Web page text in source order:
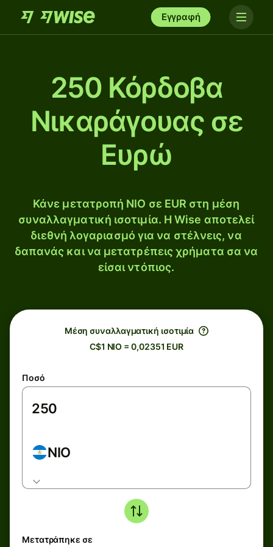
Εγγραφή
250 Κόρδοβα
Νικαράγουας σε
Ευρώ
Κάνε μετατροπή NIO σε EUR στη μέση
συναλλαγματική ισοτιμία. Η Wise αποτελεί
διεθνή λογαριασμό για να στέλνεις, να
δαπανάς και να μετατρέπεις χρήματα σα να
είσαι ντόπιος.
Μέση συναλλαγματική ισοτιμία
C$1 NIO = 0,02351 EUR
Ποσό
NIO
Μετατράπηκε σε